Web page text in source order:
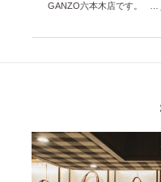
GANZO六本木店です。 …